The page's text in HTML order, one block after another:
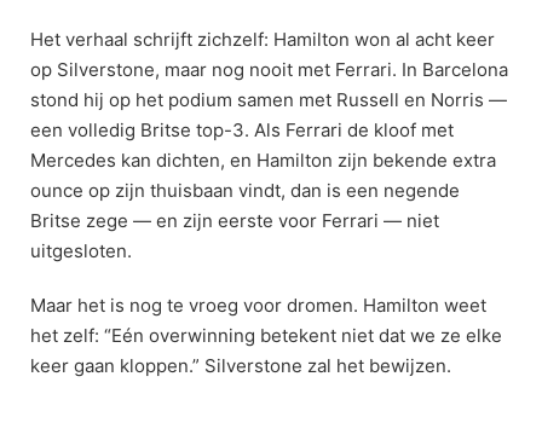
Het verhaal schrijft zichzelf: Hamilton won al acht keer
op Silverstone, maar nog nooit met Ferrari. In Barcelona
stond hij op het podium samen met Russell en Norris —
een volledig Britse top-3. Als Ferrari de kloof met
Mercedes kan dichten, en Hamilton zijn bekende extra
ounce op zijn thuisbaan vindt, dan is een negende
Britse zege — en zijn eerste voor Ferrari — niet
uitgesloten.
Maar het is nog te vroeg voor dromen. Hamilton weet
het zelf: “Eén overwinning betekent niet dat we ze elke
keer gaan kloppen.” Silverstone zal het bewijzen.